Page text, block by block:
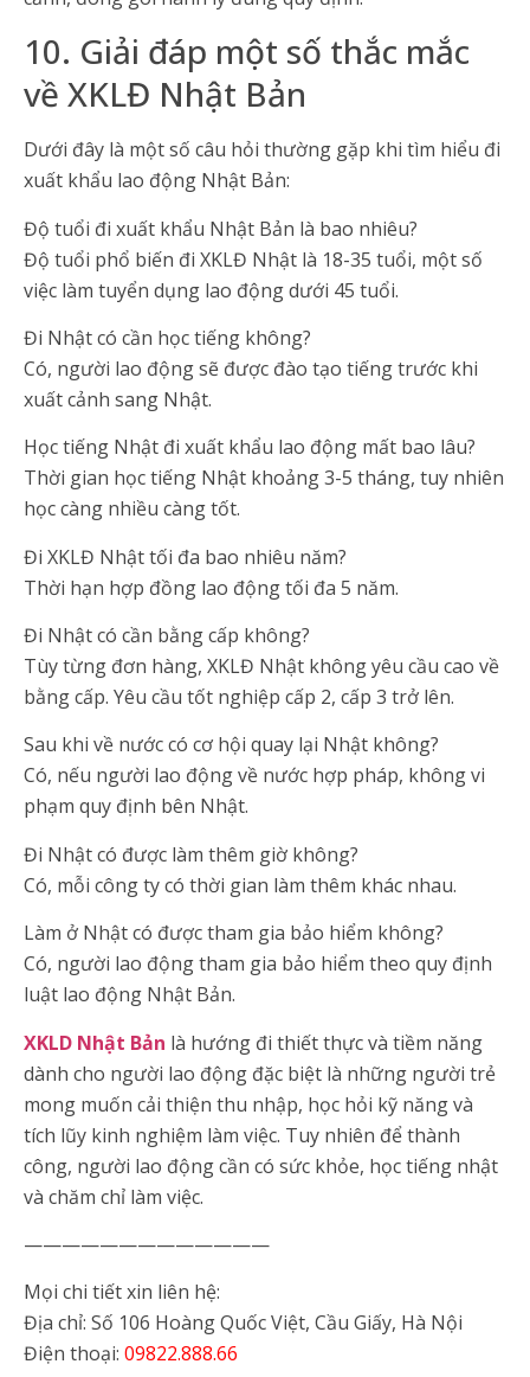
10. Giải đáp một số thắc mắc
về XKLĐ Nhật Bản
Dưới đây là một số câu hỏi thường gặp khi tìm hiểu đi
xuất khẩu lao động Nhật Bản:
Độ tuổi đi xuất khẩu Nhật Bản là bao nhiêu?
Độ tuổi phổ biến đi XKLĐ Nhật là 18-35 tuổi, một số
việc làm tuyển dụng lao động dưới 45 tuổi.
Đi Nhật có cần học tiếng không?
Có, người lao động sẽ được đào tạo tiếng trước khi
xuất cảnh sang Nhật.
Học tiếng Nhật đi xuất khẩu lao động mất bao lâu?
Thời gian học tiếng Nhật khoảng 3-5 tháng, tuy nhiên
học càng nhiều càng tốt.
Đi XKLĐ Nhật tối đa bao nhiêu năm?
Thời hạn hợp đồng lao động tối đa 5 năm.
Đi Nhật có cần bằng cấp không?
Tùy từng đơn hàng, XKLĐ Nhật không yêu cầu cao về
bằng cấp. Yêu cầu tốt nghiệp cấp 2, cấp 3 trở lên.
Sau khi về nước có cơ hội quay lại Nhật không?
Có, nếu người lao động về nước hợp pháp, không vi
phạm quy định bên Nhật.
Đi Nhật có được làm thêm giờ không?
Có, mỗi công ty có thời gian làm thêm khác nhau.
Làm ở Nhật có được tham gia bảo hiểm không?
Có, người lao động tham gia bảo hiểm theo quy định
luật lao động Nhật Bản.
XKLD Nhật Bản là hướng đi thiết thực và tiềm năng
dành cho người lao động đặc biệt là những người trẻ
mong muốn cải thiện thu nhập, học hỏi kỹ năng và
tích lũy kinh nghiệm làm việc. Tuy nhiên để thành
công, người lao động cần có sức khỏe, học tiếng nhật
và chăm chỉ làm việc.
—————————————
Mọi chi tiết xin liên hệ:
Địa chỉ: Số 106 Hoàng Quốc Việt, Cầu Giấy, Hà Nội
Điện thoại: 09822.888.66